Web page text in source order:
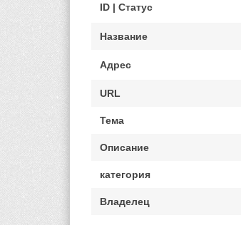
ID | Статус
Название
Адрес
URL
Тема
Описание
категория
Владелец